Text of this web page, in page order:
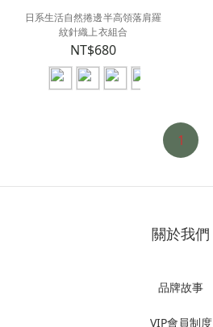
日系生活自然捲邊半高領落肩羅
紋針織上衣組合
NT$680
1
關於我們
品牌故事
VIP會員制度